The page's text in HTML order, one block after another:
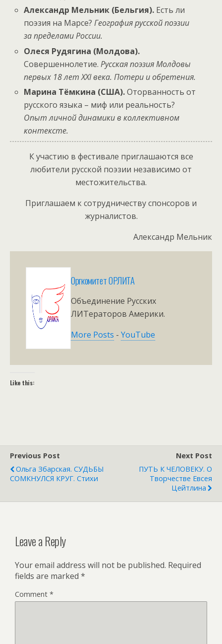
Александр Мельник (Бельгия). Есть ли
поэзия на Марсе?География русской поэзии
за пределами России.
Олеся Рудягина (Молдова).
Совершеннолетие.Русская поэзия Молдовы
первых 18 летXXIвека. Потери и обретения.
Марина Тёмкина (США).Оторванность от
русского языка – миф или реальность?
Опыт личной динамики в коллективном
контексте.
К участию в фестивале приглашаются все
любители русской поэзии независимо от
местожительства.
Приглашаем к сотрудничеству спонсоров и
журналистов.
Александр Мельник
Оргкомитет ОРЛИТА
Объединение Русских
ЛИТераторов Америки.
More Posts -YouTube
Like this:
Previous Post
Ольга Збарская. СУДЬБЫ
СОМКНУЛСЯ КРУГ. Стихи
Next Post
ПУТЬ К ЧЕЛОВЕКУ. О
Творчестве Евсея
Цейтлина
Leave a Reply
Your email address will not be published. Required
fields are marked *
Comment *